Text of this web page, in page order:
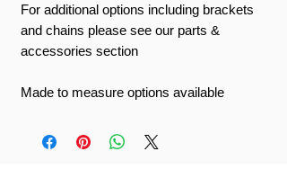
For additional options including brackets
and chains please see our parts &
accessories section
Made to measure options available